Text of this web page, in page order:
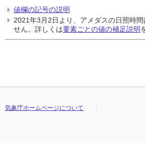
22
23
/// /// ///
24
/// /// /// ///
30
/// /// /// ///
22
23
/// /// ///
24
/// /// /// ///
30
/// /// /// ///
22
23
/// /// ///
24
/// /// /// ///
30
/// /// /// ///
22
23
/// /// ///
24
/// /// /// ///
30
/// /// /// ///
値欄の記号の説明
2021年3月2日より、アメダスの日照時
せん。詳しくは要素ごとの値の補足説明
気象庁ホームページについて